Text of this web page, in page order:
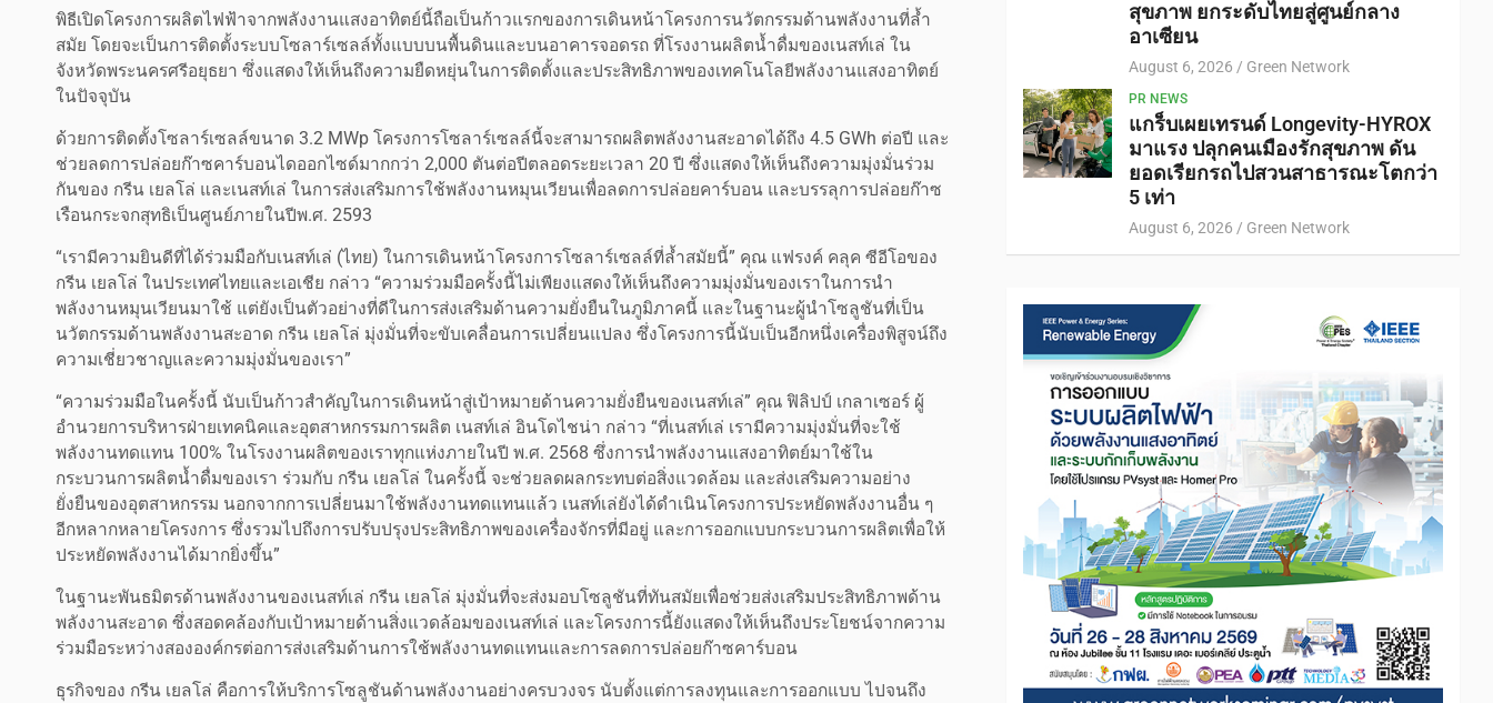
พิธีเปิดโครงการผลิตไฟฟ้าจากพลังงานแสงอาทิตย์นี้ถือเป็นก้าวแรกของการเดินหน้าโครงการนวัตกรรมด้านพลังงานที่ล้ำ
สมัย โดยจะเป็นการติดตั้งระบบโซลาร์เซลล์ทั้งแบบบนพื้นดินและบนอาคารจอดรถ ที่โรงงานผลิตน้ำดื่มของเนสท์เล่ ใน
จังหวัดพระนครศรีอยุธยา ซึ่งแสดงให้เห็นถึงความยืดหยุ่นในการติดตั้งและประสิทธิภาพของเทคโนโลยีพลังงานแสงอาทิตย์
ในปัจจุบัน
ด้วยการติดตั้งโซลาร์เซลล์ขนาด 3.2 MWp โครงการโซลาร์เซลล์นี้จะสามารถผลิตพลังงานสะอาดได้ถึง 4.5 GWh ต่อปี และ
ช่วยลดการปล่อยก๊าซคาร์บอนไดออกไซด์มากกว่า 2,000 ตันต่อปีตลอดระยะเวลา 20 ปี ซึ่งแสดงให้เห็นถึงความมุ่งมั่นร่วม
กันของ กรีน เยลโล่ และเนสท์เล่ ในการส่งเสริมการใช้พลังงานหมุนเวียนเพื่อลดการปล่อยคาร์บอน และบรรลุการปล่อยก๊าซ
เรือนกระจกสุทธิเป็นศูนย์ภายในปีพ.ศ. 2593
“เรามีความยินดีที่ได้ร่วมมือกับเนสท์เล่ (ไทย) ในการเดินหน้าโครงการโซลาร์เซลล์ที่ล้ำสมัยนี้” คุณ แฟรงค์ คลุค ซีอีโอของ
กรีน เยลโล่ ในประเทศไทยและเอเชีย กล่าว “ความร่วมมือครั้งนี้ไม่เพียงแสดงให้เห็นถึงความมุ่งมั่นของเราในการนำ
พลังงานหมุนเวียนมาใช้ แต่ยังเป็นตัวอย่างที่ดีในการส่งเสริมด้านความยั่งยืนในภูมิภาคนี้ และในฐานะผู้นำโซลูชันที่เป็น
นวัตกรรมด้านพลังงานสะอาด กรีน เยลโล่ มุ่งมั่นที่จะขับเคลื่อนการเปลี่ยนแปลง ซึ่งโครงการนี้นับเป็นอีกหนึ่งเครื่องพิสูจน์ถึง
ความเชี่ยวชาญและความมุ่งมั่นของเรา”
“ความร่วมมือในครั้งนี้ นับเป็นก้าวสำคัญในการเดินหน้าสู่เป้าหมายด้านความยั่งยืนของเนสท์เล่” คุณ ฟิลิปป์ เกลาเซอร์ ผู้
อำนวยการบริหารฝ่ายเทคนิคและอุตสาหกรรมการผลิต เนสท์เล่ อินโดไชน่า กล่าว “ที่เนสท์เล่ เรามีความมุ่งมั่นที่จะใช้
พลังงานทดแทน 100% ในโรงงานผลิตของเราทุกแห่งภายในปี พ.ศ. 2568 ซึ่งการนำพลังงานแสงอาทิตย์มาใช้ใน
กระบวนการผลิตน้ำดื่มของเรา ร่วมกับ กรีน เยลโล่ ในครั้งนี้ จะช่วยลดผลกระทบต่อสิ่งแวดล้อม และส่งเสริมความอย่าง
ยั่งยืนของอุตสาหกรรม นอกจากการเปลี่ยนมาใช้พลังงานทดแทนแล้ว เนสท์เล่ยังได้ดำเนินโครงการประหยัดพลังงานอื่น ๆ
อีกหลากหลายโครงการ ซึ่งรวมไปถึงการปรับปรุงประสิทธิภาพของเครื่องจักรที่มีอยู่ และการออกแบบกระบวนการผลิตเพื่อให้
ประหยัดพลังงานได้มากยิ่งขึ้น”
ในฐานะพันธมิตรด้านพลังงานของเนสท์เล่ กรีน เยลโล่ มุ่งมั่นที่จะส่งมอบโซลูชันที่ทันสมัยเพื่อช่วยส่งเสริมประสิทธิภาพด้าน
พลังงานสะอาด ซึ่งสอดคล้องกับเป้าหมายด้านสิ่งแวดล้อมของเนสท์เล่ และโครงการนี้ยังแสดงให้เห็นถึงประโยชน์จากความ
ร่วมมือระหว่างสององค์กรต่อการส่งเสริมด้านการใช้พลังงานทดแทนและการลดการปล่อยก๊าซคาร์บอน
ธุรกิจของ กรีน เยลโล่ คือการให้บริการโซลูชันด้านพลังงานอย่างครบวงจร นับตั้งแต่การลงทุนและการออกแบบ ไปจนถึง
สุขภาพ ยกระดับไทยสู่ศูนย์กลาง
อาเซียน
August 6, 2026 Green Network
PR NEWS
แกร็บเผยเทรนด์ Longevity-HYROX
มาแรง ปลุกคนเมืองรักสุขภาพ ดัน
ยอดเรียกรถไปสวนสาธารณะโตกว่า
5 เท่า
August 6, 2026 Green Network